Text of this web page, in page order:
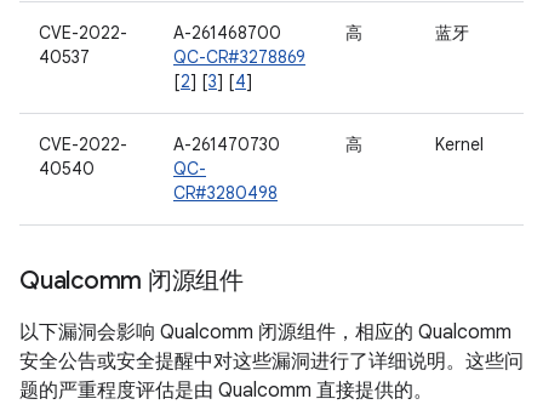
CVE-2022-
40537
A-261468700
QC-CR#3278869
[2] [3] [4]
高 蓝牙
CVE-2022-
40540
A-261470730
QC-
CR#3280498
高 Kernel
Qualcomm 闭源组件
以下漏洞会影响 Qualcomm 闭源组件，相应的 Qualcomm
安全公告或安全提醒中对这些漏洞进行了详细说明。这些问
题的严重程度评估是由 Qualcomm 直接提供的。